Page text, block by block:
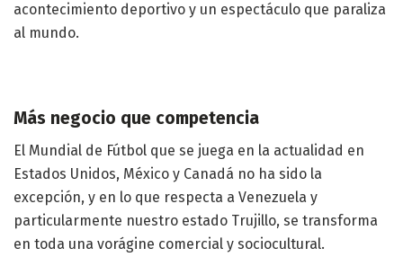
acontecimiento deportivo y un espectáculo que paraliza
al mundo.
Más negocio que competencia
El Mundial de Fútbol que se juega en la actualidad en
Estados Unidos, México y Canadá no ha sido la
excepción, y en lo que respecta a Venezuela y
particularmente nuestro estado Trujillo, se transforma
en toda una vorágine comercial y sociocultural.